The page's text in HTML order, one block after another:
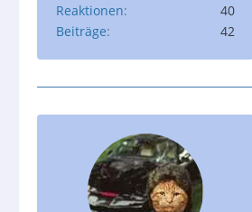
Reaktionen
40
Beiträge
42